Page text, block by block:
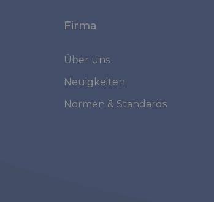
Firma
Über uns
Neuigkeiten
Normen & Standards